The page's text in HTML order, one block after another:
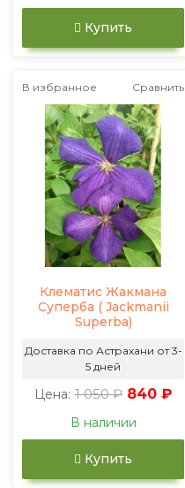
Купить
В избранное Сравнить
Клематис Жакмана
Суперба ( Jackmanii
Superba)
Доставка по Астрахани от 3-
5 дней
Цена: 1 050 ₽ 840 ₽
В наличии
Купить